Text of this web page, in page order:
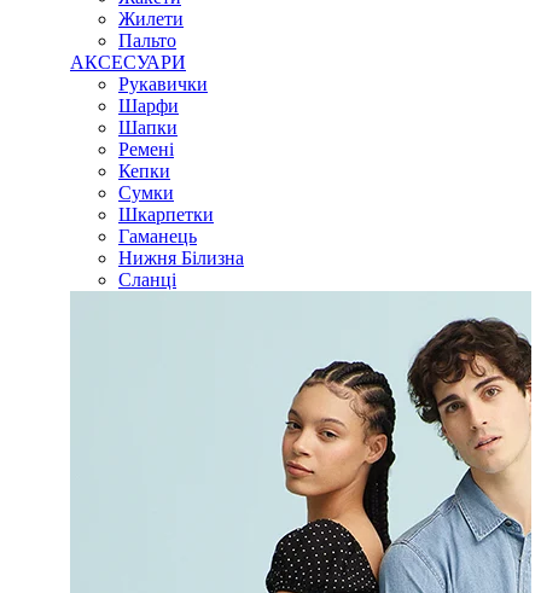
Жилети
Пальто
АКСЕСУАРИ
Рукавички
Шарфи
Шапки
Ремені
Кепки
Сумки
Шкарпетки
Гаманець
Нижня Білизна
Сланці